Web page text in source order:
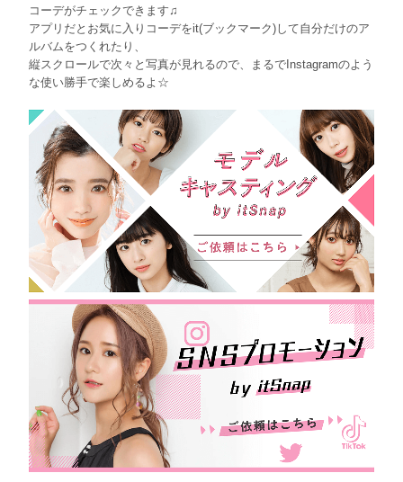
コーデがチェックできます♫
アプリだとお気に入りコーデをit(ブックマーク)して自分だけのア
ルバムをつくれたり、
縦スクロールで次々と写真が見れるので、まるでInstagramのよう
な使い勝手で楽しめるよ☆